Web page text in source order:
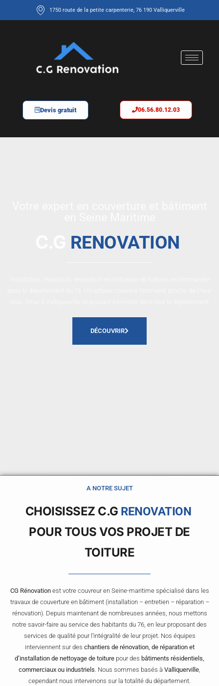
1750 route de la petite carpenterie, 76 190 Valliquerville
Devis gratuit 06.56.80.12.03
RENOVATION
DÉCOUVRIR
A NOTRE SUJET
CHOISISSEZ C.G RENOVATION
POUR TOUS VOS PROJET DE
TOITURE
CG Rénovationest votre couvreur en Seine-maritime spécialisé dans les
travaux de couverture en bâtiment (installation – entretien – réparation –
rénovation). Depuis maintenant de nombreuses années, nous mettons
notre savoir-faire au service des habitants du 76, en leur proposant des
services de qualité pour l’intégralité de leur projet. Nos équipes
interviennent sur des chantiers de rénovation, de réparation et
d’installation de nettoyage de toiture pour des bâtiments résidentiels,
commerciaux ou industriels. Nous sommes basés à Valliquerville,
cependant nous intervenons sur la totalité du département.